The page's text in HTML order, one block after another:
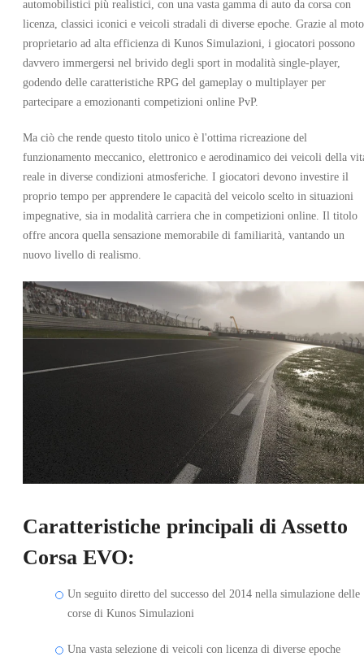
automobilistici più realistici, con una vasta gamma di auto da corsa con
licenza, classici iconici e veicoli stradali di diverse epoche. Grazie al
proprietario ad alta efficienza di Kunos Simulazioni, i giocatori possono
davvero immergersi nel brivido degli sport in modalità single-player,
godendo delle caratteristiche RPG del gameplay o multiplayer per
partecipare a emozionanti competizioni online PvP.
Ma ciò che rende questo titolo unico è l'ottima ricreazione del
funzionamento meccanico, elettronico e aerodinamico dei veicoli della
reale in diverse condizioni atmosferiche. I giocatori devono investire il
proprio tempo per apprendere le capacità del veicolo scelto in situazioni
impegnative, sia in modalità carriera che in competizioni online. Il titolo
offre ancora quella sensazione memorabile di familiarità, vantando un
nuovo livello di realismo.
Caratteristiche principali di Assetto
Corsa EVO:
Un seguito diretto del successo del 2014 nella simulazione delle
corse di Kunos Simulazioni
Una vasta selezione di veicoli con licenza di diverse epoche